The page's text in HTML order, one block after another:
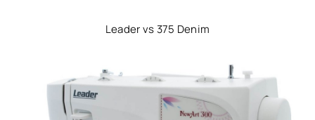
Leader vs 375 Denim